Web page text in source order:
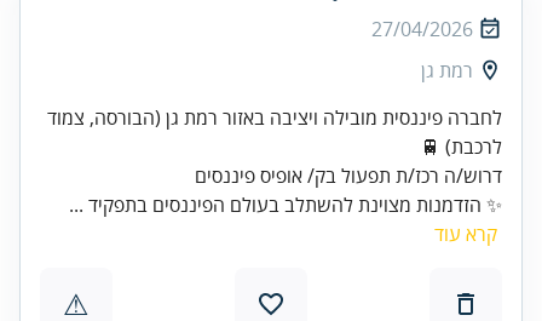
27/04/2026
רמת גן
לחברה פיננסית מובילה ויציבה באזור רמת גן (הבורסה, צמוד
דרוש/ה רכז/ת תפעול בק/ אופיס פיננסים
✨ הזדמנות מצוינת להשתלב בעולם הפיננסים בתפקיד ...
קרא עוד
⚠